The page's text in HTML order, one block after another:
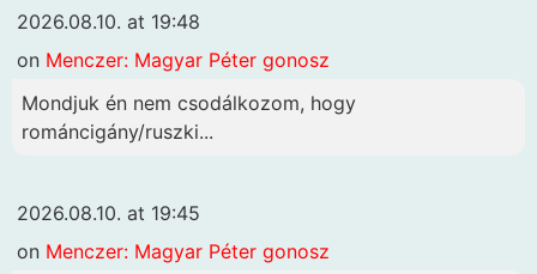
2026.08.10. at 19:48
on Menczer: Magyar Péter gonosz
Mondjuk én nem csodálkozom, hogy
románcigány/ruszki...
2026.08.10. at 19:45
on Menczer: Magyar Péter gonosz